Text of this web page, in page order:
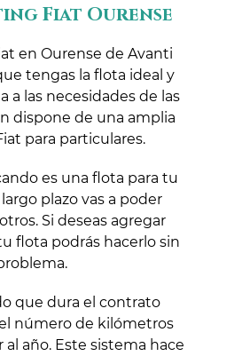
Fiat Ourense
en Ourense de Avanti
tengas la flota ideal y
a las necesidades de las
dispone de una amplia
para particulares.
es una flota para tu
plazo vas a poder
Si deseas agregar
flota podrás hacerlo sin
que dura el contrato
número de kilómetros
año. Este sistema hace